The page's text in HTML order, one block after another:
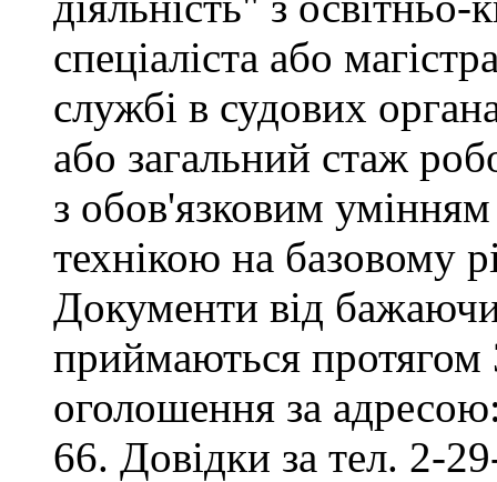
спеціаліста або
службі в судових
або загальний стаж
з обов'язковим
технікою на базовому
Документи від
приймаються протягом
оголошення за
66. Довідки за тел. 2-